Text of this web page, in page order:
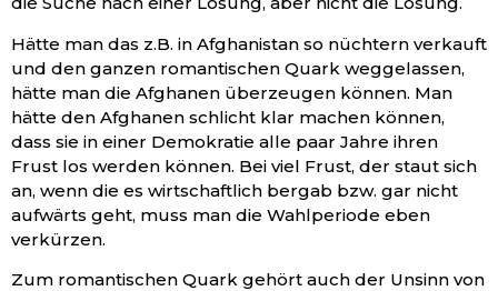
Hätte man das z.B. in Afghanistan so nüchtern verkauft
und den ganzen romantischen Quark weggelassen,
hätte man die Afghanen überzeugen können. Man
hätte den Afghanen schlicht klar machen können,
dass sie in einer Demokratie alle paar Jahre ihren
Frust los werden können. Bei viel Frust, der staut sich
an, wenn die es wirtschaftlich bergab bzw. gar nicht
aufwärts geht, muss man die Wahlperiode eben
verkürzen.
Zum romantischen Quark gehört auch der Unsinn von